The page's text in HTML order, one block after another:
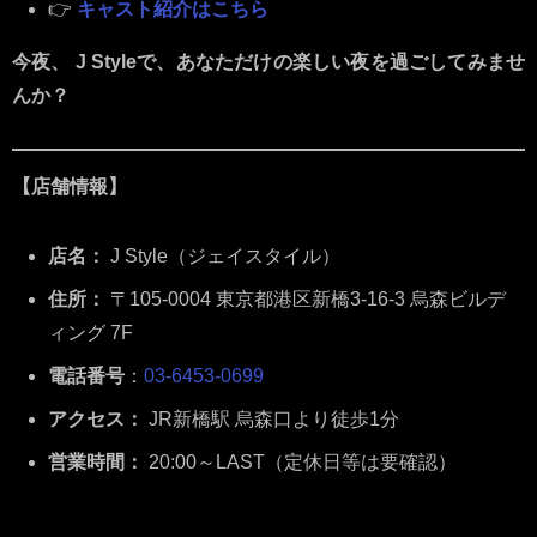
👉 キャスト紹介はこちら
今夜、 J Styleで、あなただけの楽しい夜を過ごしてみませ
んか？
【店舗情報】
店名： J Style（ジェイスタイル）
住所：
〒105-0004 東京都港区新橋3-16-3 烏森ビルデ
ィング 7F
電話番号 ： 03-6453-0699
アクセス： JR新橋駅 烏森口より徒歩1分
営業時間： 20:00～LAST（定休日等は要確認）